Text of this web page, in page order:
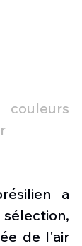
a
de l'air